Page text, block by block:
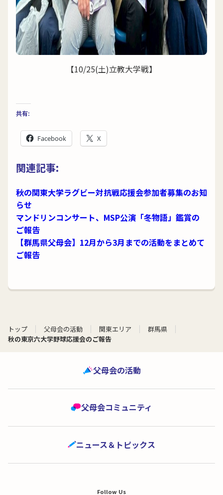
【10/25(土)立教大学戦】
共有:
Facebook X
関連記事:
秋の関東大学ラグビー対抗戦応援会参加者募集のお知
らせ
マンドリンコンサート、MSP公演「冬物語」鑑賞の
ご報告
【群馬県父母会】12月から3月までの活動をまとめて
ご報告
トップ 父母会の活動 関東エリア
群馬県
秋の東京六大学野球応援会のご報告
父母会の活動
父母会コミュニティ
ニュース＆トピックス
Follow Us